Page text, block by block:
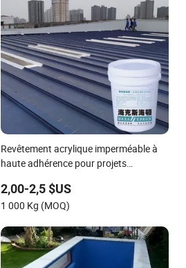
Revêtement acrylique imperméable à
haute adhérence pour projets
métallique
2,00-2,5 $US
1 000 Kg (MOQ)